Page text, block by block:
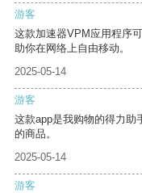
游客
这款加速器VPM应用程序
助你在网络上自由移动。
2025-05-14
游客
这款app是我购物的得力助
的商品。
2025-05-14
游客